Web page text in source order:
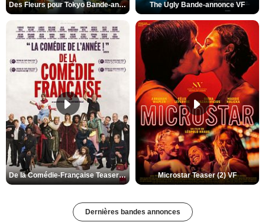
Des Fleurs pour Tokyo Bande-annonce VO STFR The Ugly Bande-annonce VF
De la Comédie-Française Teaser (3) VF Microstar Teaser (2) VF
Dernières bandes annonces